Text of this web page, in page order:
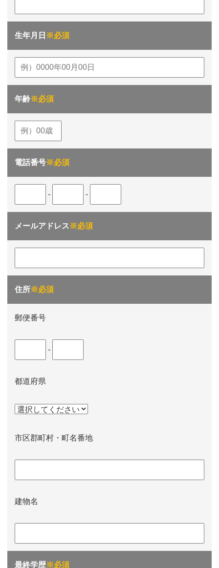
生年月日 ※必須
年齢※必須
電話番号※必須
- -
メールアドレス ※必須
住所※必須
郵便番号
-
都道府県
市区郡町村・町名番地
建物名
最終学歴※必須